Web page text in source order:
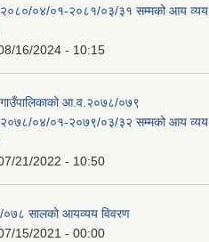
०४/०१-२०८१/०३/३१ सम्मको आय व्यय
16/2024 - 10:15
गाउँपालिकाको आ.व.२०७८/०७९
०४/०१-२०७९/०३/३२ सम्मको आय व्यय
21/2022 - 10:50
सालको आयव्यय विवरण
15/2021 - 00:00